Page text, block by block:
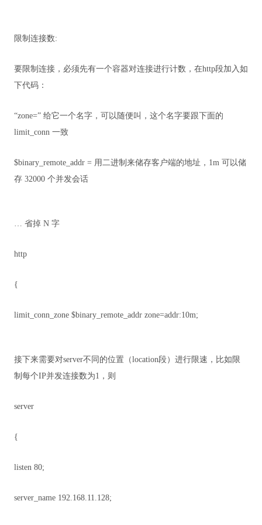
限制连接数:
要限制连接，必须先有一个容器对连接进行计数，在http段加入如
下代码：
“zone=” 给它一个名字，可以随便叫，这个名字要跟下面的
limit_conn 一致
$binary_remote_addr = 用二进制来储存客户端的地址，1m 可以储
存 32000 个并发会话
… 省掉 N 字
http
{
limit_conn_zone $binary_remote_addr zone=addr:10m;
接下来需要对server不同的位置（location段）进行限速，比如限
制每个IP并发连接数为1，则
server
{
listen 80;
server_name 192.168.11.128;